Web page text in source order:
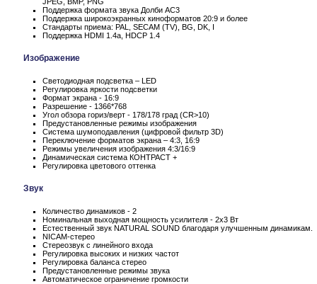
Поддержка формата звука Долби AC3
Поддержка широкоэкранных киноформатов 20:9 и более
Стандарты приема: PAL, SECAM (TV), BG, DK, I
Поддержка HDMI 1.4a, HDCP 1.4
Изображение
Светодиодная подсветка – LED
Регулировка яркости подсветки
Формат экрана - 16:9
Разрешение - 1366*768
Угол обзора гориз/верт - 178/178 град (CR>10)
Предустановленные режимы изображения
Система шумоподавления (цифровой фильтр 3D)
Переключение форматов экрана – 4:3, 16:9
Режимы увеличения изображения 4:3/16:9
Динамическая система КОНТРАСТ +
Регулировка цветового оттенка
Звук
Количество динамиков - 2
Номинальная выходная мощность усилителя - 2x3 Вт
Естественный звук NATURAL SOUND благодаря улучшенным динамикам.
NICAM-стерео
Стереозвук с линейного входа
Регулировка высоких и низких частот
Регулировка баланса стерео
Предустановленные режимы звука
Автоматическое ограничение громкости